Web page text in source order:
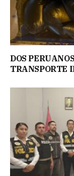
DOS
TRANSPORTE